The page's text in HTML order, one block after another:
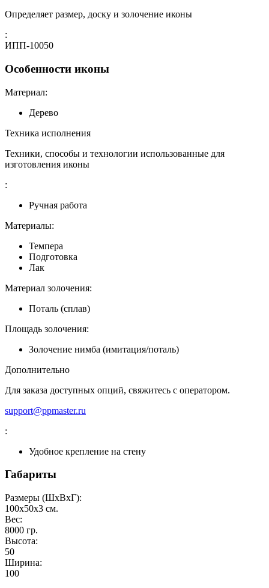
Определяет размер, доску и золочение иконы
:
ИПП-10050
Особенности иконы
Материал:
Дерево
Техника исполнения
Техники, способы и технологии использованные для
изготовления иконы
:
Ручная работа
Материалы:
Темпера
Подготовка
Лак
Материал золочения:
Поталь (сплав)
Площадь золочения:
Золочение нимба (имитация/поталь)
Дополнительно
Для заказа доступных опций, свяжитесь с оператором.
support@ppmaster.ru
:
Удобное крепление на стену
Габариты
Размеры (ШxВxГ):
100x50x3 см.
Вес:
8000 гр.
Высота:
50
Ширина:
100